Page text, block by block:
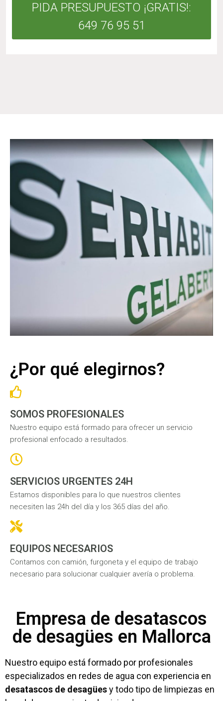
PIDA PRESUPUESTO ¡GRATIS!:
649 76 95 51
¿Por qué elegirnos?
SOMOS PROFESIONALES
Nuestro equipo está formado para ofrecer un servicio
profesional enfocado a resultados.
SERVICIOS URGENTES 24H
Estamos disponibles para lo que nuestros clientes
necesiten las 24h del día y los 365 días del año.
EQUIPOS NECESARIOS
Contamos con camión, furgoneta y el equipo de trabajo
necesario para solucionar cualquier avería o problema.
Empresa de desatascos
de desagües en Mallorca
Nuestro equipo está formado por profesionales
especializados en redes de agua con experiencia en
desatascos de desagüesy todo tipo de limpiezas en